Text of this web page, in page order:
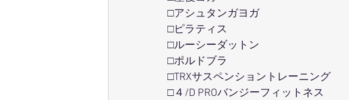
□アシュタンガヨガ
□ピラティス
□ルーシーダットン
□ポルドブラ
□TRXサスペンショントレーニング
□４/D PROバンジーフィットネス